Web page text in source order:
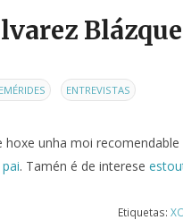
ENTREVISTAS
hoxe unha moi recomendable
. Tamén é de interese
Etiquetas: